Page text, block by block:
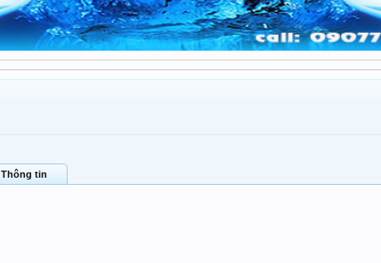
Thông tin